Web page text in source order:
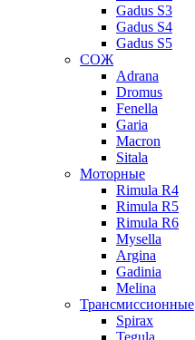
Gadus S3
Gadus S4
Gadus S5
СОЖ
Adrana
Dromus
Fenella
Garia
Macron
Sitala
Моторные
Rimula R4
Rimula R5
Rimula R6
Mysella
Argina
Gadinia
Melina
Трансмиссионные
Spirax
Tegula